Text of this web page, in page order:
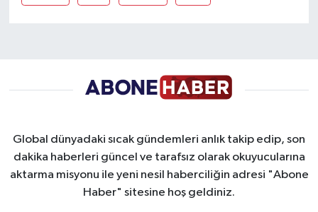
Global dünyadaki sıcak gündemleri anlık takip edip, son
dakika haberleri güncel ve tarafsız olarak okuyucularına
aktarma misyonu ile yeni nesil haberciliğin adresi "Abone
Haber" sitesine hoş geldiniz.